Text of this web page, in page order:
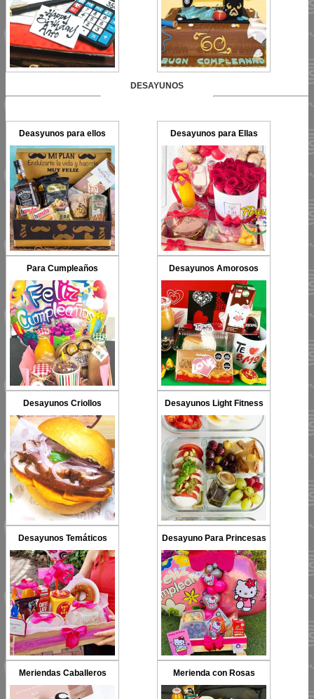
DESAYUNOS
Deasyunos para ellos Desayunos para Ellas
Para Cumpleaños Desayunos Amorosos
Desayunos Criollos Desayunos Light Fitness
Desayunos Temáticos Desayuno Para Princesas
Meriendas Caballeros Merienda con Rosas